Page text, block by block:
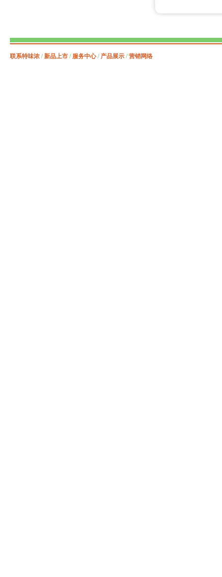
联系特味浓 /新品上市 / 服务中心/ 产品展示 /营销网络